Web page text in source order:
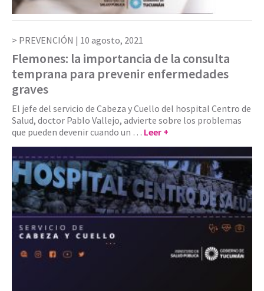
PREVENCIÓN | 10 agosto, 2021
Flemones: la importancia de la consulta
temprana para prevenir enfermedades
graves
El jefe del servicio de Cabeza y Cuello del hospital Centro de
Salud, doctor Pablo Vallejo, advierte sobre los problemas
que pueden devenir cuando un … Leer +